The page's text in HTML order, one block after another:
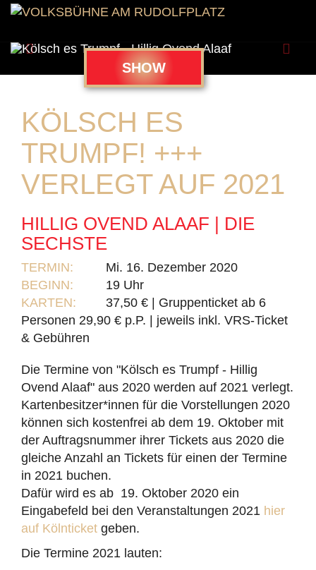
Zurück
SHOW
KÖLSCH ES
TRUMPF! +++
VERLEGT AUF 2021
HILLIG OVEND ALAAF | DIE
SECHSTE
TERMIN:
Mi. 16. Dezember 2020
BEGINN:
19 Uhr
KARTEN:
37,50 € | Gruppenticket ab 6
Personen 29,90 € p.P. | jeweils inkl. VRS-Ticket
& Gebühren
Die Termine von "Kölsch es Trumpf - Hillig
Ovend Alaaf" aus 2020 werden auf 2021 verlegt.
Kartenbesitzer*innen für die Vorstellungen 2020
können sich kostenfrei ab dem 19. Oktober mit
der Auftragsnummer ihrer Tickets aus 2020 die
gleiche Anzahl an Tickets für einen der Termine
in 2021 buchen.
Dafür wird es ab 19. Oktober 2020 ein
Eingabefeld bei den Veranstaltungen 2021 hier
auf Kölnticket geben.
Die Termine 2021 lauten: